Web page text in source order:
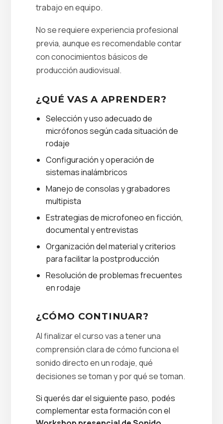
trabajo en equipo.
No se requiere experiencia profesional
previa, aunque es recomendable contar
con conocimientos básicos de
producción audiovisual.
¿QUÉ VAS A APRENDER?
Selección y uso adecuado de
micrófonos según cada situación de
rodaje
Configuración y operación de
sistemas inalámbricos
Manejo de consolas y grabadores
multipista
Estrategias de microfoneo en ficción,
documental y entrevistas
Organización del material y criterios
para facilitar la postproducción
Resolución de problemas frecuentes
en rodaje
¿CÓMO CONTINUAR?
Al finalizar el curso vas a tener una
comprensión clara de cómo funciona el
sonido directo en un rodaje, qué
decisiones se toman y por qué se toman.
Si querés dar el siguiente paso, podés
complementar esta formación con el